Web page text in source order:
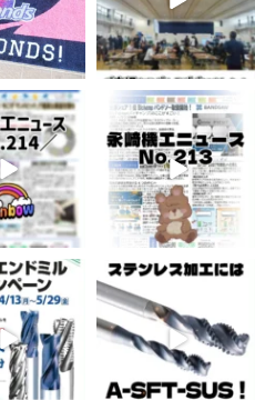
6月 3
0
5月 13
6 0
月 16
0
4月 13